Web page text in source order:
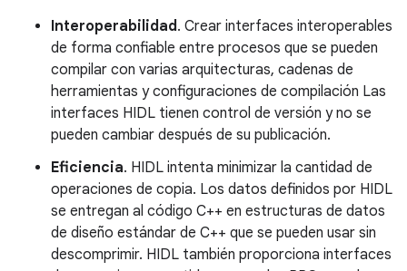
Interoperabilidad. Crear interfaces interoperables
de forma confiable entre procesos que se pueden
compilar con varias arquitecturas, cadenas de
herramientas y configuraciones de compilación Las
interfaces HIDL tienen control de versión y no se
pueden cambiar después de su publicación.
Eficiencia. HIDL intenta minimizar la cantidad de
operaciones de copia. Los datos definidos por HIDL
se entregan al código C++ en estructuras de datos
de diseño estándar de C++ que se pueden usar sin
descomprimir. HIDL también proporciona interfaces